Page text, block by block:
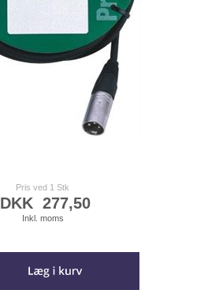
Pris ved 1 Stk
DKK 277,50
Inkl. moms